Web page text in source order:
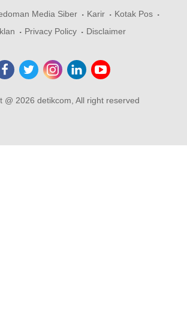
Media Siber Karir
Kotak Pos
Privacy Policy Disclaimer
@ 2026 detikcom, All right reserved